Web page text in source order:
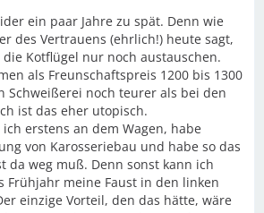
ein paar Jahre zu spät. Denn wie
des Vertrauens (ehrlich!) heute sagt,
Kotflügel nur noch austauschen.
als Freunschaftspreis 1200 bis 1300
Schweißerei noch teurer als bei den
ist das eher utopisch.
erstens an dem Wagen, habe
von Karosseriebau und habe so das
da weg muß. Denn sonst kann ich
Frühjahr meine Faust in den linken
einzige Vorteil, den das hätte, wäre